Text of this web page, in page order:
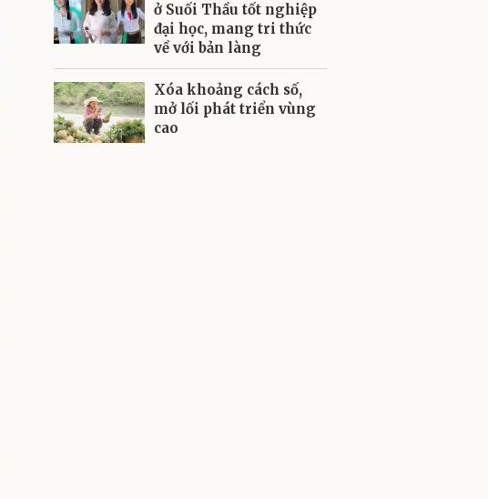
ở Suối Thầu tốt nghiệp
đại học, mang tri thức
về với bản làng
Xóa khoảng cách số,
mở lối phát triển vùng
cao